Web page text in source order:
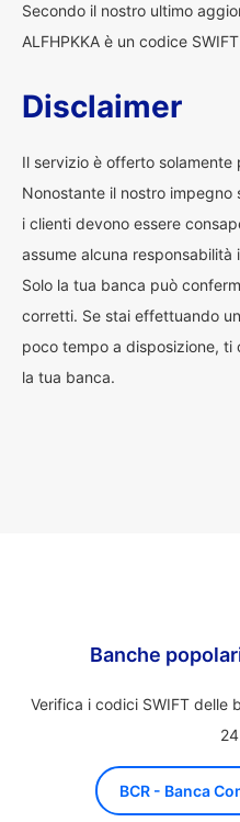
Secondo il nostro ultimo
ALFHPKKA è un codice
Disclaimer
Il servizio è offerto solamente
Nonostante il nostro
i clienti devono essere
assume alcuna
Solo la tua banca può
corretti. Se stai effettuando
poco tempo a disposizione,
la tua banca.
Banche
Verifica i codici SWIFT delle
BCR - Banca